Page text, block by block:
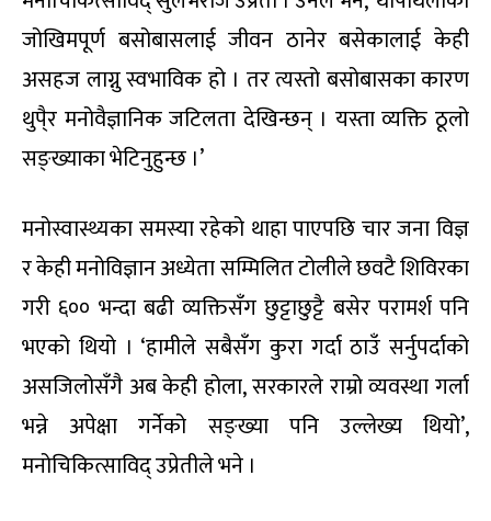
जोखिमपूर्ण बसोबासलाई जीवन ठानेर बसेकालाई केही
असहज लाग्नु स्वभाविक हो । तर त्यस्तो बसोबासका कारण
थुपै्र मनोवैज्ञानिक जटिलता देखिन्छन् । यस्ता व्यक्ति ठूलो
सङ्ख्याका भेटिनुहुन्छ ।’
मनोस्वास्थ्यका समस्या रहेको थाहा पाएपछि चार जना विज्ञ
र केही मनोविज्ञान अध्येता सम्मिलित टोलीले छवटै शिविरका
गरी ६०० भन्दा बढी व्यक्तिसँग छुट्टाछुट्टै बसेर परामर्श पनि
भएको थियो । ‘हामीले सबैसँग कुरा गर्दा ठाउँ सर्नुपर्दाको
असजिलोसँगै अब केही होला, सरकारले राम्रो व्यवस्था गर्ला
भन्ने अपेक्षा गर्नेको सङ्ख्या पनि उल्लेख्य थियो’,
मनोचिकित्साविद् उप्रेतीले भने ।